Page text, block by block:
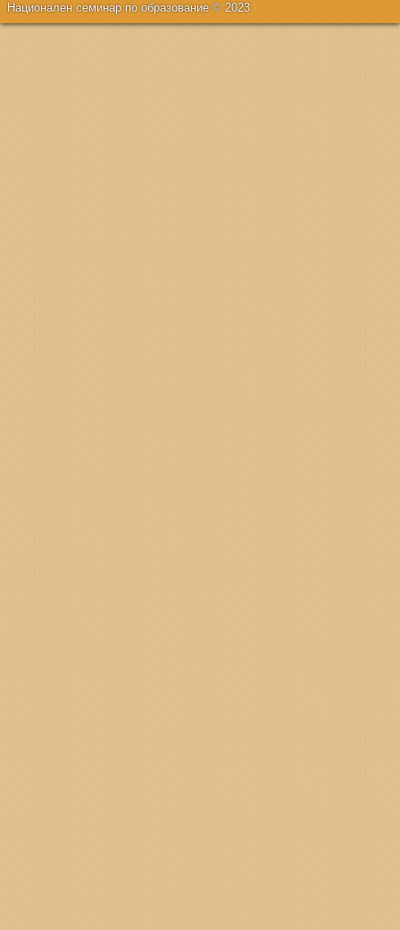
Национален семинар по образование © 2023